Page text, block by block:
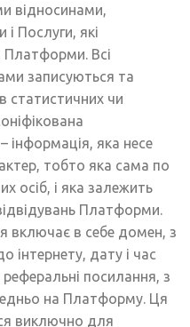
відносинами,
Послуги, які
Платформи. Всі
записуються та
статистичних чи
інформація, яка несе
тобто яка сама по
осіб, і яка залежить
Платформи.
включає в себе домен, з
інтернету, дату і час
посилання, з
на Платформу. Ця
виключно для